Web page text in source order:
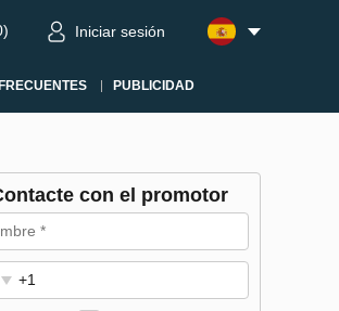
) Iniciar sesión
PUBLICIDAD
con el promotor